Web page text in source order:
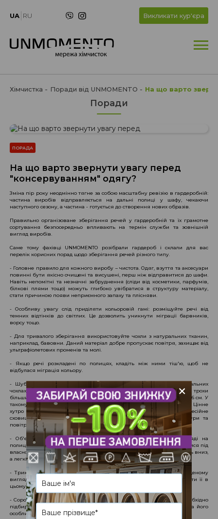
UA RU Викликати кур'єра
Хімчистка Поради від UNMOMENTO На що варто
Поради
ПОРАДА
На що варто звернути увагу перед
"консервуванням" одягу?
Зміна пір року неодмінно тягне за собою масштабну ревізію в гардеробній:
частина виробів відправляється на дальні полиці у шафу, чекаючи
наступного сезону, а частина - готується до створення нових образів.
Правильно організоване зберігання речей у гардеробній та їх грамотне
сортування безпосередньо впливають на термін служби та зовнішній
вигляд виробів.
Саме тому фахівці UNMOMENTO розібрали гардероб і склали для вас
перелік корисних порад щодо зберігання речей різного типу.
- Головне правило для кожного виробу – чистота. Одяг, взуття та аксесуари
повинні бути якісно очищені та висушені, перш ніж відправитися до шафи.
Навіть непомітні та незначні забруднення (сліди від косметики, парфумів,
білкові плями тощо) можуть глибоко увібратися в структуру матеріалу,
стати причиною появи неприємного запаху та плісняви.
- Особливу увагу слід приділяти кольоровій гамі: розміщуйте речі від
темних відтінків до світлих. Це дозволить уникнути міграції барвників,
ворсу тощо.
- Для тривалого зберігання використовуйте чохли з натуральних тканин,
наприклад, бавовни. Даний матеріал добре пропускає повітря, захищає від
ультрафіолетових променів та молі.
- Якщо речі розкладені по полицях, кладіть між ними тіш'ю, щоб не
відбулася міграція кольору.
- Шуби та дублянки зберігайте в бавовняних чохлах або спеціальних
чохлах з антимольним просоченням, які повинні бути за розміром трохи
більшими за сам виріб: по довжині - до 10 см, по ширині - не менше 6 см. У
такому випадку ворс не зімнеться і поділ шуби не підвернеться. Цінне
хутро після закінчення сезону рекомендуємо здавати в професійне
сховище, де дотриманий правильний рівень вологості, температури та
повітрообмін.
- Об'ємний вовняний трикотаж зберігайте у складеному вигляді на
полицях, не більше 3-х речей у стосі. Це не дасть виробу деформуватися під
власною вагою та втратити пружність. Важкі та щільні светри кладіть вниз,
а легкі та повітряні – нагору.
- Трикотажні футболки та легкі реглани можете зберігати у складеному
вигляді. Якщо на футболці є щільний принт, намагайтеся не згинати її в
цьому місці, оскільки малюнок може розшаруватися.
- Сорочки, блузи та піджаки зберігайте виключно на вішалках. Їх необхідно
підбирати в залежності від ширини ваших плечей, типу виробу та його
особливостей.
+